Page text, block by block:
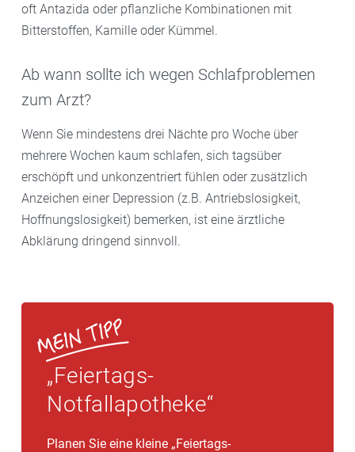
oft Antazida oder pflanzliche Kombinationen mit
Bitterstoffen, Kamille oder Kümmel.
Ab wann sollte ich wegen Schlafproblemen
zum Arzt?
Wenn Sie mindestens drei Nächte pro Woche über
mehrere Wochen kaum schlafen, sich tagsüber
erschöpft und unkonzentriert fühlen oder zusätzlich
Anzeichen einer Depression (z.B. Antriebslosigkeit,
Hoffnungslosigkeit) bemerken, ist eine ärztliche
Abklärung dringend sinnvoll.
„Feiertags-
Notfallapotheke“
Planen Sie eine kleine „Feiertags-